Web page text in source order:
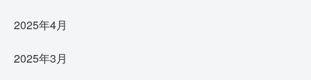
2025年4月
2025年3月